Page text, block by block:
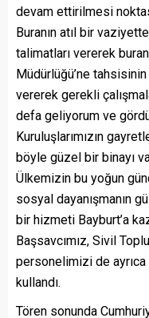
devam ettirilmesi
Buranın atıl bir
talimatları vererek
Müdürlüğü’ne
vererek gerekli
defa geliyorum ve
Kuruluşlarımızın
böyle güzel bir binayı
Ülkemizin bu yoğun
sosyal dayanışmanın
bir hizmeti Bayburt’a
Başsavcımız, Sivil
personelimizi de
kullandı.
Tören sonunda